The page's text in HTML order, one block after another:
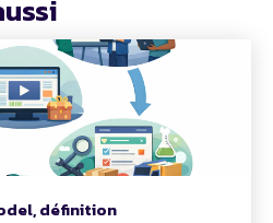
définition